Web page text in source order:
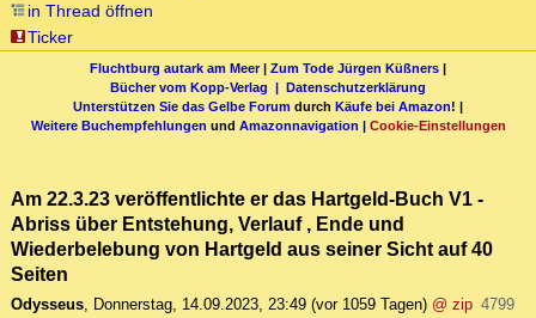
in Thread öffnen
Ticker
Fluchtburg autark am Meer| Zum Tode Jürgen Küßners |
Bücher vom Kopp-Verlag | Datenschutzerklärung
Unterstützen Sie das Gelbe Forum durch Käufe bei Amazon! |
Weitere Buchempfehlungen und Amazonnavigation | Cookie-Einstellungen
Am 22.3.23 veröffentlichte er das Hartgeld-Buch V1 -
Abriss über Entstehung, Verlauf , Ende und
Wiederbelebung von Hartgeld aus seiner Sicht auf 40
Seiten
Odysseus, Donnerstag, 14.09.2023, 23:49 (vor 1059 Tagen) @ zip 4799